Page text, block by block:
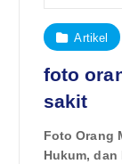
Artikel
foto
sakit
Foto Orang
Hukum,